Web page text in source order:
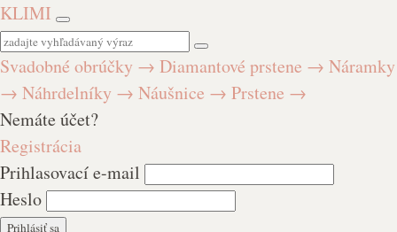
KLIMI
Svadobné obrúčky → Diamantové prstene → Náramky
→ Náhrdelníky → Náušnice → Prstene →
Nemáte účet?
Registrácia
Prihlasovací e-mail
Heslo